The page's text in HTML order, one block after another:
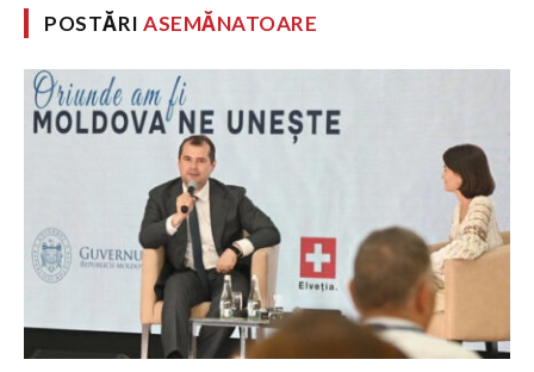
POSTĂRIASEMĂNATOARE